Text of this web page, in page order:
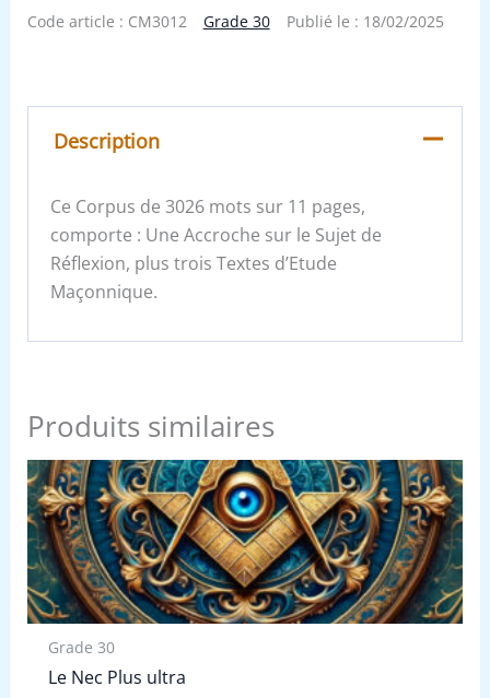
Code article : CM3012 Grade 30 Publié le : 18/02/2025
Description
Ce Corpus de 3026 mots sur 11 pages,
comporte : Une Accroche sur le Sujet de
Réflexion, plus trois Textes d’Etude
Maçonnique.
Produits similaires
Grade 30
Le Nec Plus ultra